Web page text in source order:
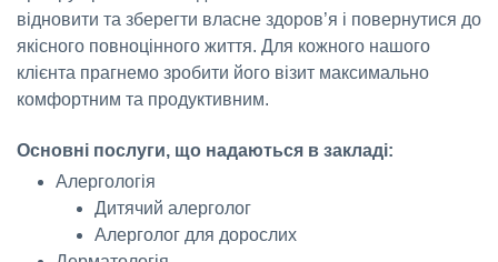
відновити та зберегти власне здоров’я і повернутися до
якісного повноцінного життя. Для кожного нашого
клієнта прагнемо зробити його візит максимально
комфортним та продуктивним.
Основні послуги, що надаються в закладі:
Алергологія
Дитячий алерголог
Алерголог для дорослих